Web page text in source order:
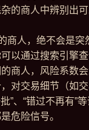
的商人中辨别出
人，绝不会是
以通过搜索引擎
商人，风险系数会
对交易细节（如
”、“错过不再有
危险信号。